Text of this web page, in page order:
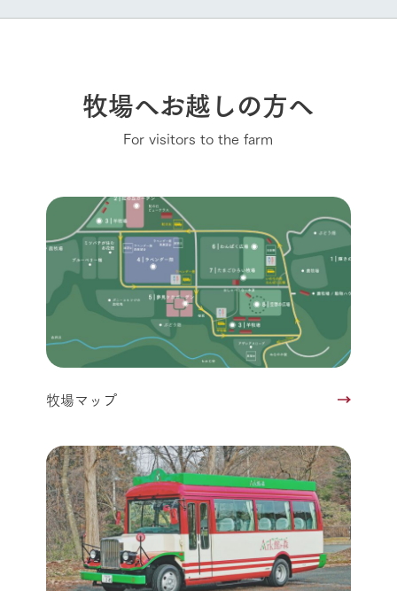
牧場へお越しの方へ
For visitors to the farm
牧場マップ